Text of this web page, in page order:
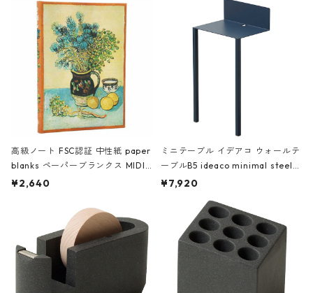
高級ノート FSC認証 中性紙 paper
blanks ペーパーブランクス MIDI
ハードカバー 罫線 ヴァン・ゴッホ
¥2,640
ミニテーブル イデアコ ウォールテ
ーブルB5 ideaco minimal steel f
urniture WALL Table B5 ネイビー
¥7,920